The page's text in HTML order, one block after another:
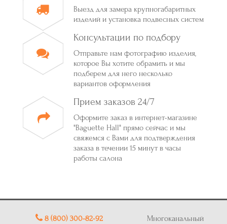
Выезд для замера крупногабаритных
изделий и установка подвесных систем
Консультации по подбору
Отправьте нам фотографию изделия,
которое Вы хотите обрамить и мы
подберем для него несколько
вариантов оформления
Прием заказов 24/7
Оформите заказ в интернет-магазине
"Baguette Hall" прямо сейчас и мы
свяжемся с Вами для подтверждения
заказа в течении 15 минут в часы
работы салона
8 (800) 300-82-92 Многоканальный